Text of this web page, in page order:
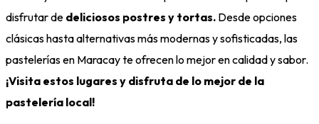
disfrutar de deliciosos postres y tortas. Desde opciones
clásicas hasta alternativas más modernas y sofisticadas, las
pastelerías en Maracay te ofrecen lo mejor en calidad y sabor.
¡Visita estos lugares y disfruta de lo mejor de la
pastelería local!